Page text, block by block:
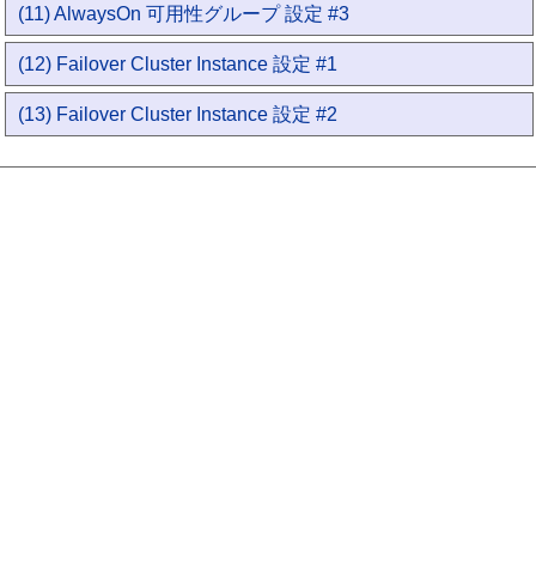
(11) AlwaysOn 可用性グループ 設定 #3
(12) Failover Cluster Instance 設定 #1
(13) Failover Cluster Instance 設定 #2